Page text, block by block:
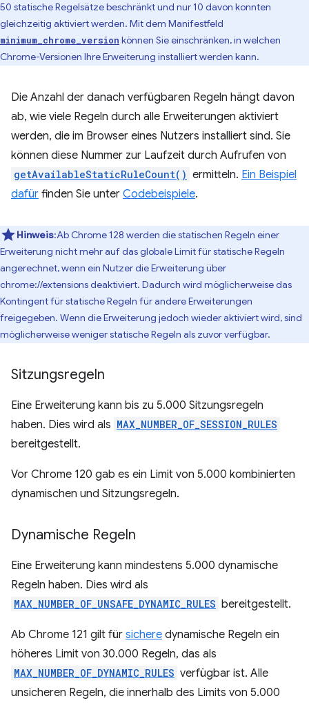
50 statische Regelsätze beschränkt und nur 10 davon konnten
gleichzeitig aktiviert werden. Mit dem Manifestfeld
minimum_chrome_version können Sie einschränken, in welchen
Chrome-Versionen Ihre Erweiterung installiert werden kann.
Die Anzahl der danach verfügbaren Regeln hängt davon
ab, wie viele Regeln durch alle Erweiterungen aktiviert
werden, die im Browser eines Nutzers installiert sind. Sie
können diese Nummer zur Laufzeit durch Aufrufen von
getAvailableStaticRuleCount() ermitteln. Ein Beispiel
dafür finden Sie unter Codebeispiele.
Hinweis:Ab Chrome 128 werden die statischen Regeln einer
Erweiterung nicht mehr auf das globale Limit für statische Regeln
angerechnet, wenn ein Nutzer die Erweiterung über
chrome://extensions deaktiviert. Dadurch wird möglicherweise das
Kontingent für statische Regeln für andere Erweiterungen
freigegeben. Wenn die Erweiterung jedoch wieder aktiviert wird, sind
möglicherweise weniger statische Regeln als zuvor verfügbar.
Sitzungsregeln
Eine Erweiterung kann bis zu 5.000 Sitzungsregeln
haben. Dies wird als MAX_NUMBER_OF_SESSION_RULES
bereitgestellt.
Vor Chrome 120 gab es ein Limit von 5.000 kombinierten
dynamischen und Sitzungsregeln.
Dynamische Regeln
Eine Erweiterung kann mindestens 5.000 dynamische
Regeln haben. Dies wird als
MAX_NUMBER_OF_UNSAFE_DYNAMIC_RULES bereitgestellt.
Ab Chrome 121 gilt für sichere dynamische Regeln ein
höheres Limit von 30.000 Regeln, das als
MAX_NUMBER_OF_DYNAMIC_RULES verfügbar ist. Alle
unsicheren Regeln, die innerhalb des Limits von 5.000